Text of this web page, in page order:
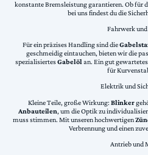
konstante Bremsleistung garantieren. Ob für
bei uns findest du die
Fahrwerk und
Für ein präzises Handling sind die
geschmeidig eintauchen, bieten wir die
spezialisiertesGabelölan. Ein gut
für
Elektrik und
Kleine Teile, große Wirkung: Blinker
Anbauteilen, um die Optik zu
muss stimmen. Mit unseren hochwertigen
Verbrennung und einen
Antrieb und